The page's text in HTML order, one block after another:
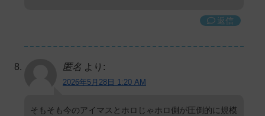
返信
匿名 より:
2026年5月28日 1:20 AM
そもそも今のアイマスとホロじゃホロ側が圧倒的に規模